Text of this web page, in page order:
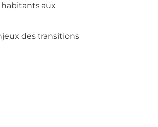
aux
des transitions